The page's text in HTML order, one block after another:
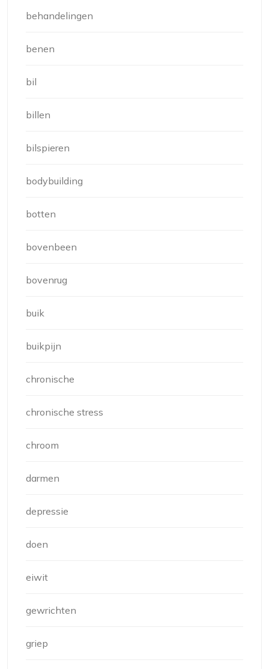
behandelingen
benen
bil
billen
bilspieren
bodybuilding
botten
bovenbeen
bovenrug
buik
buikpijn
chronische
chronische stress
chroom
darmen
depressie
doen
eiwit
gewrichten
griep